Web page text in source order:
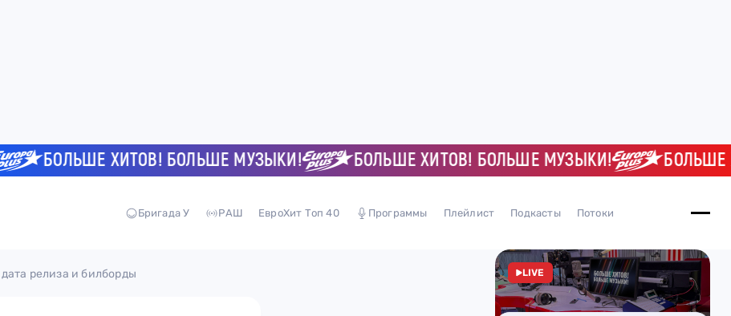
БОЛЬШЕ ХИТОВ! БОЛЬШЕ МУЗЫКИ! БОЛЬШЕ ХИТОВ! БОЛЬШЕ МУЗЫКИ! БОЛЬШЕ
Бригада У РАШ ЕвроХит Топ 40 Программы Плейлист Подкасты Потоки
релиза и билборды LIVE